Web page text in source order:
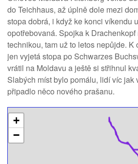
do Teichhaus, až úplně dole mezi
stopa dobrá, i když ke konci víkendu
opotřebovaná. Spojka k
technikou, tam už to letos nepůjde. K
jen vyjetá stopa po Schwarzes
vrátil na Moldavu a ještě si střihnul
Slabých míst bylo pomálu, lidí víc jak
připadlo něco nového prašanu.
+
−